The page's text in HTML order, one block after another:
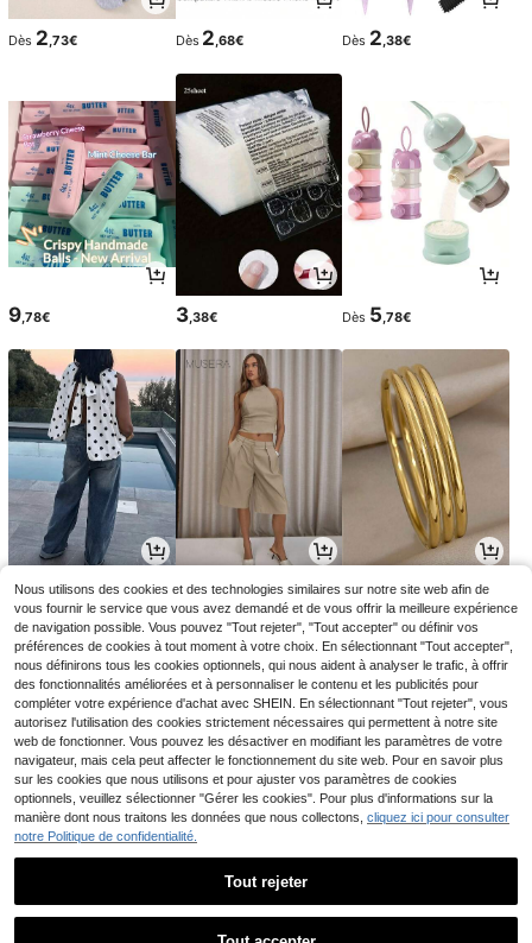
1
Dès 2,73€ Dès 2,68€ Dès 2,38€
9 ,78€ 3,38€ Dès 5 ,78€
10,39€10,49€ 19,79€ Dès 3,13€
Nous utilisons des cookies et des technologies similaires sur notre site web afin de
vous fournir le service que vous avez demandé et de vous offrir la meilleure expérience
de navigation possible. Vous pouvez "Tout rejeter", "Tout accepter" ou définir vos
préférences de cookies à tout moment à votre choix. En sélectionnant "Tout accepter",
nous définirons tous les cookies optionnels, qui nous aident à analyser le trafic, à offrir
des fonctionnalités améliorées et à personnaliser le contenu et les publicités pour
compléter votre expérience d'achat avec SHEIN. En sélectionnant "Tout rejeter", vous
autorisez l'utilisation des cookies strictement nécessaires qui permettent à notre site
web de fonctionner. Vous pouvez les désactiver en modifiant les paramètres de votre
navigateur, mais cela peut affecter le fonctionnement du site web. Pour en savoir plus
sur les cookies que nous utilisons et pour ajuster vos paramètres de cookies
optionnels, veuillez sélectionner "Gérer les cookies". Pour plus d'informations sur la
manière dont nous traitons les données que nous collectons, cliquez ici pour consulter
notre Politique de confidentialité.
Tout rejeter